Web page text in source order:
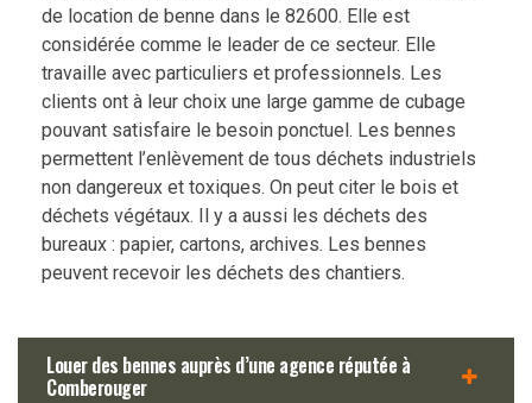
de location de benne dans le 82600. Elle est
considérée comme le leader de ce secteur. Elle
travaille avec particuliers et professionnels. Les
clients ont à leur choix une large gamme de cubage
pouvant satisfaire le besoin ponctuel. Les bennes
permettent l’enlèvement de tous déchets industriels
non dangereux et toxiques. On peut citer le bois et
déchets végétaux. Il y a aussi les déchets des
bureaux : papier, cartons, archives. Les bennes
peuvent recevoir les déchets des chantiers.
Louer des bennes auprès d’une agence réputée à
Comberouger